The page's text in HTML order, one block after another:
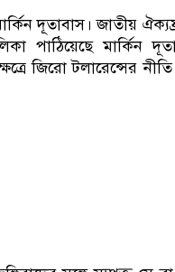
দুইজনকে গ্রেফতার করেছে
দূতাবাস। জাতীয়
পাঠিয়েছে মার্কিন
জিরো টলারেন্সের